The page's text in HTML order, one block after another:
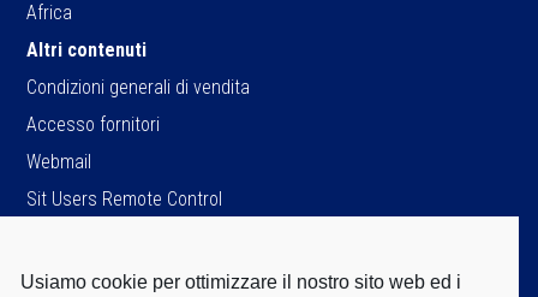
Africa
Altri contenuti
Condizioni generali di vendita
Accesso fornitori
Webmail
Sit Users Remote Control
Usiamo cookie per ottimizzare il nostro sito web ed i